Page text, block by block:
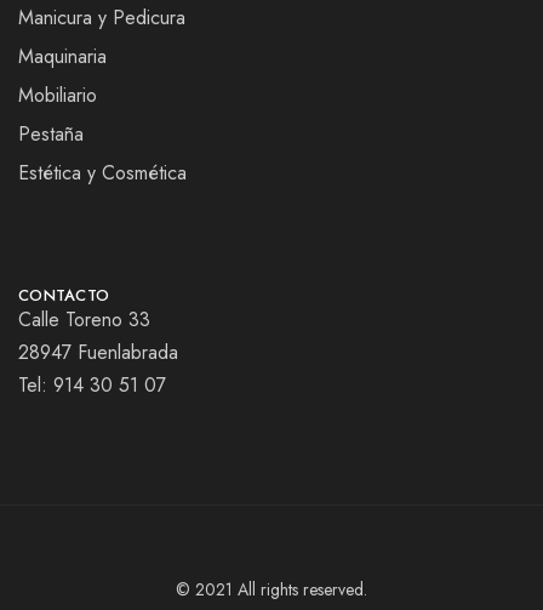
Manicura y Pedicura
Maquinaria
Mobiliario
Pestaña
Estética y Cosmética
CONTACTO
Calle Toreno 33
28947 Fuenlabrada
Tel: 914 30 51 07
© 2021 All rights reserved.